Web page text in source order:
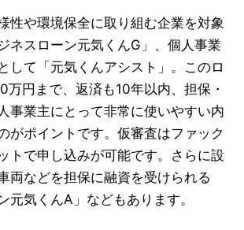
性や環境保全に取り組む企業を対象
ネスローン元気くんG」、個人事業
して「元気くんアシスト」。このロ
万円まで、返済も10年以内、担保・
事業主にとって非常に使いやすい内
がポイントです。仮審査はファック
トで申し込みが可能です。さらに設
両などを担保に融資を受けられる
元気くんA」などもあります。